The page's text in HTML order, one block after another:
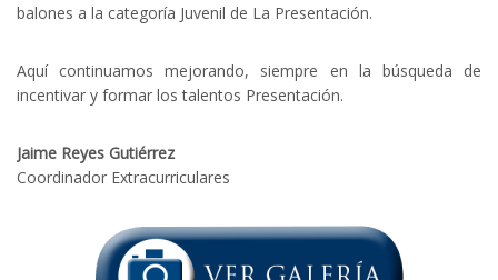
balones a la categoría Juvenil de La Presentación.
Aquí continuamos mejorando, siempre en la búsqueda de
incentivar y formar los talentos Presentación.
Jaime Reyes Gutiérrez
Coordinador Extracurriculares